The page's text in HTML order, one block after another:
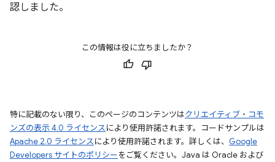
認しました。
この情報は役に立ちましたか？
特に記載のない限り、このページのコンテンツはクリエイティブ・コモ
ンズの表示 4.0 ライセンスにより使用許諾されます。コードサンプルは
Apache 2.0 ライセンスにより使用許諾されます。詳しくは、 Google
Developers サイトのポリシーをご覧ください。Java は Oracle および